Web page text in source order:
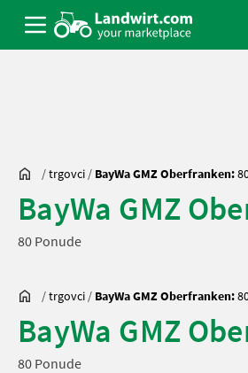
/trgovci / BayWa GMZ Oberfranken:
BayWa GMZ
80 Ponude
/trgovci / BayWa GMZ Oberfranken:
BayWa GMZ
80 Ponude